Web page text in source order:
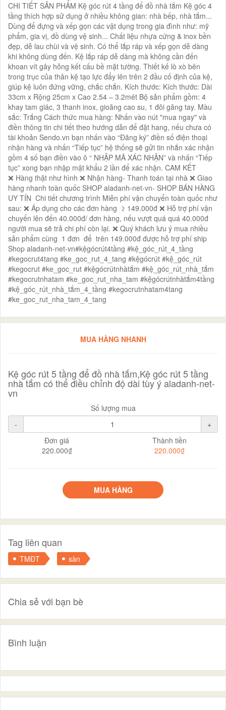
CHI TIẾT SẢN PHẨM Kệ góc rút 4 tầng để đồ nhà tắm Kệ góc 4
tầng thích hợp sử dụng ở nhiều không gian: nhà bếp, nhà tắm...
Dùng để đựng và xếp gọn các vật dụng trong gia đình như: mỹ
phẩm, gia vị, đồ dùng vệ sinh... Chất liệu nhựa cứng & inox bền
đẹp, dễ lau chùi và vệ sinh. Có thể lắp ráp và xếp gọn dễ dàng
khi không dùng đến. Kệ lắp ráp dễ dàng mà không cần đến
khoan vít gây hỏng kết cấu bề mặt tường. Thiết kế lò xò bên
trong trục của thân kệ tạo lực đẩy lên trên 2 đầu cố định của kệ,
giúp kệ luôn đứng vững, chắc chắn. Kích thước: Kích thước: Dài
33cm x Rộng 25cm x Cao 2.54 – 3.2mét Bộ sản phẩm gồm: 4
khay tam giác, 3 thanh inox, gioăng cao su, 1 đôi găng tay. Màu
sắc: Trắng Cách thức mua hàng: Nhấn vào nút "mua ngay" và
điền thông tin chi tiết theo hướng dẫn để đặt hang, nếu chưa có
tài khoản Sendo.vn bạn nhấn vào “Đăng ký” điền số điện thoại
nhận hàng và nhấn “Tiếp tục” hệ thống sẽ gửi tin nhắn xác nhận
gồm 4 số bạn điền vào ô “ NHẬP MÃ XÁC NHẬN” và nhấn “Tiếp
tục” xong bạn nhập mật khẩu 2 lần để xác nhận. CAM KẾT
❌ Hàng thật như hình ❌ Nhận hàng- Thanh toán tại nhà ❌ Giao
hàng nhanh toàn quốc SHOP aladanh-net-vn- SHOP BÁN HÀNG
UY TÍN Chi tiết chương trình Miễn phí vận chuyển toàn quốc như
sau: ❌ Áp dụng cho các đơn hàng ≥ 149.000đ ❌ Hỗ trợ phí vận
chuyển lên đến 40.000đ/ đơn hàng, nếu vượt quá quá 40.000đ
người mua sẽ trả chi phí còn lại. ❌ Quý khách lưu ý mua nhiều
sản phẩm cùng 1 đơn để trên 149.000đ được hỗ trợ phí ship
Shop aladanh-net-vn#kệgócrút4tầng #kệ_góc_rút_4_tầng
#kegocrut4tang #ke_goc_rut_4_tang #kệgócrút #kệ_góc_rút
#kegocrut #ke_goc_rut #kệgócrútnhàtắm #kệ_góc_rút_nhà_tắm
#kegocrutnhatam #ke_goc_rut_nha_tam #kệgócrútnhàtắm4tầng
#kệ_góc_rút_nhà_tắm_4_tầng #kegocrutnhatam4tang
#ke_goc_rut_nha_tam_4_tang
MUA HÀNG NHANH
Kệ góc rút 5 tầng để đồ nhà tắm,Kệ góc rút 5 tầng
nhà tắm có thể điều chỉnh độ dài tùy ý aladanh-net-
vn
Số lượng mua
-
+
Đơn giá
220.000₫
Thành tiền
220.000₫
MUA HÀNG
Tag liên quan
TMĐT sàn
Chia sẻ với bạn bè
Bình luận